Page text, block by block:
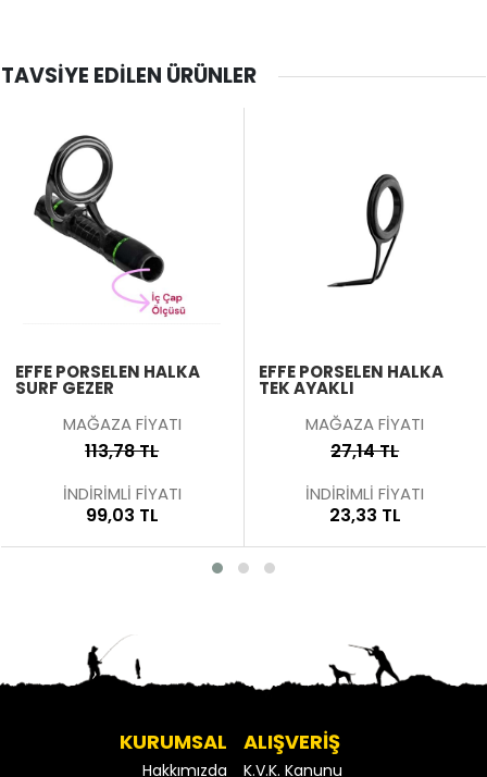
TAVSIYE EDILEN ÜRÜNLER
EFFE PORSELEN HALKA
SURF GEZER
MAĞAZA FİYATI
113,78 TL
İNDİRİMLİ FİYATI
99,03 TL
EFFE PORSELEN HALKA
TEK AYAKLI
MAĞAZA FİYATI
27,14 TL
İNDİRİMLİ FİYATI
23,33 TL
KURUMSAL
Hakkımızda
ALIŞVERİŞ
K.V.K. Kanunu